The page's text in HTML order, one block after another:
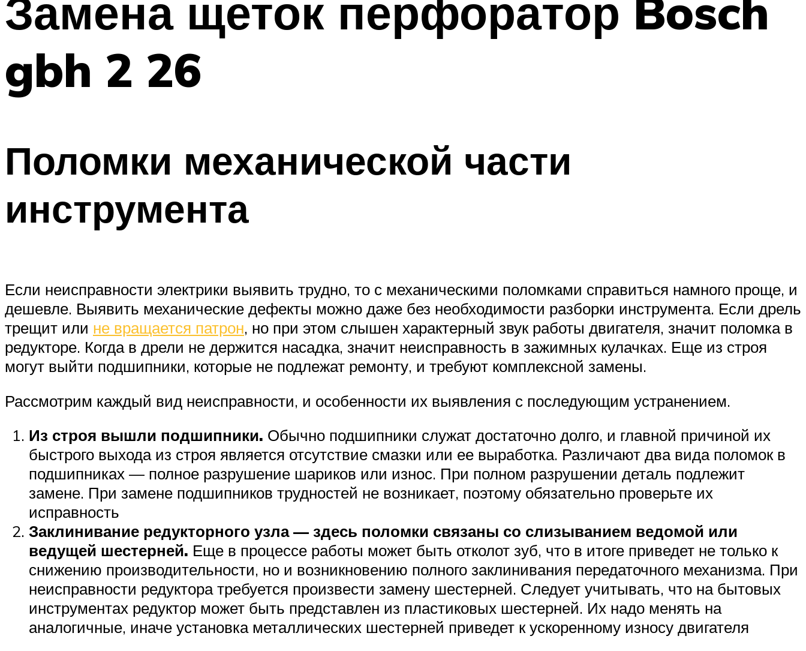
Замена щеток перфоратор Bosch
gbh 2 26
Поломки механической части
инструмента
Если неисправности электрики выявить трудно, то с механическими поломками справиться намного проще, и
дешевле. Выявить механические дефекты можно даже без необходимости разборки инструмента. Если дрель
трещит или не вращается патрон, но при этом слышен характерный звук работы двигателя, значит поломка в
редукторе. Когда в дрели не держится насадка, значит неисправность в зажимных кулачках. Еще из строя
могут выйти подшипники, которые не подлежат ремонту, и требуют комплексной замены.
Рассмотрим каждый вид неисправности, и особенности их выявления с последующим устранением.
Из строя вышли подшипники. Обычно подшипники служат достаточно долго, и главной причиной их
быстрого выхода из строя является отсутствие смазки или ее выработка. Различают два вида поломок в
подшипниках — полное разрушение шариков или износ. При полном разрушении деталь подлежит
замене. При замене подшипников трудностей не возникает, поэтому обязательно проверьте их
исправность
Заклинивание редукторного узла — здесь поломки связаны со слизыванием ведомой или
ведущей шестерней. Еще в процессе работы может быть отколот зуб, что в итоге приведет не только к
снижению производительности, но и возникновению полного заклинивания передаточного механизма. При
неисправности редуктора требуется произвести замену шестерней. Следует учитывать, что на бытовых
инструментах редуктор может быть представлен из пластиковых шестерней. Их надо менять на
аналогичные, иначе установка металлических шестерней приведет к ускоренному износу двигателя